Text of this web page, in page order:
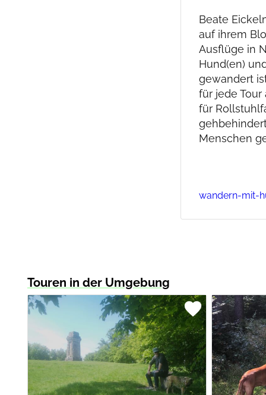
Beate
auf ihrem
Ausflüge in
Hund(en)
gewandert
für jede Tour
für
Menschen
wandern-mit-
Touren in der Umgebung
favorite